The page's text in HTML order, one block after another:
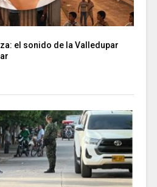
el sonido de la Valledupar